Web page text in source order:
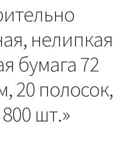
нелипкая
бумага 72
20 полосок,
шт.»